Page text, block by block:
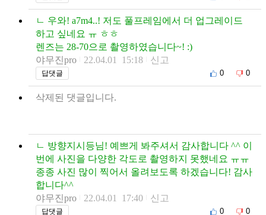
ㄴ 우와! a7m4..! 저도 풀프레임에서 더 업그레이드
하고 싶네요 ㅠ ㅎㅎ
렌즈는 28-70으로 촬영하였습니다~! :)
야무진pro
22.04.01 15:18 신고
답댓글 0 0
삭제된 댓글입니다.
ㄴ 방향지시등님! 예쁘게 봐주셔서 감사합니다 ^^ 이
번에 사진을 다양한 각도로 촬영하지 못했네요 ㅠㅠ
종종 사진 많이 찍어서 올려보도록 하겠습니다! 감사
합니다^^
야무진pro
22.04.01 17:40 신고
답댓글 0 0